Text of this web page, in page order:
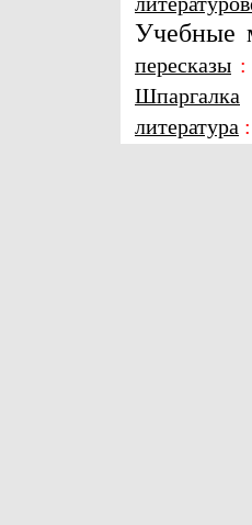
Учебные
пересказы :
Шпаргалка
литература :